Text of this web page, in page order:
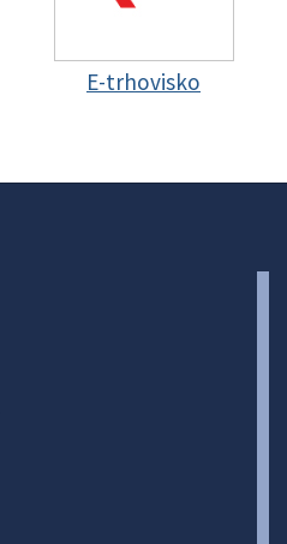
E-trhovisko